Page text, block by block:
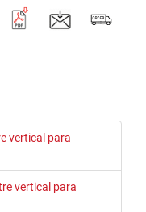
vertical para
vertical para